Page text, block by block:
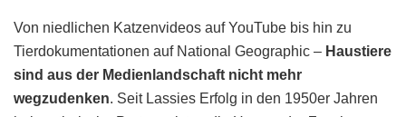
Von niedlichen Katzenvideos auf YouTube bis hin zu
Tierdokumentationen auf National Geographic – Haustiere
sind aus der Medienlandschaft nicht mehr
wegzudenken. Seit Lassies Erfolg in den 1950er Jahren